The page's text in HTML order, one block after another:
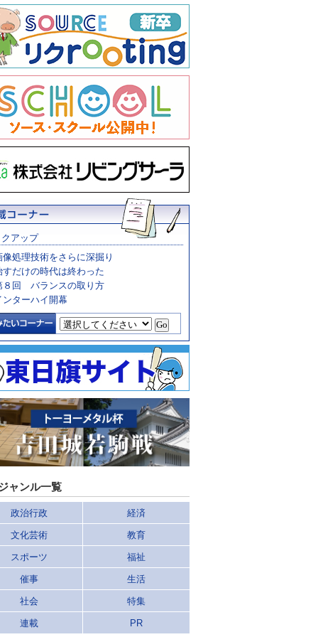
アップ
像処理技術をさらに深掘り
すだけの時代は終わった
８回 バランスの取り方
ンターハイ開幕
ャンル一覧
政治行政 経済
文化芸術 教育
スポーツ 福祉
催事 生活
社会 特集
連載 PR